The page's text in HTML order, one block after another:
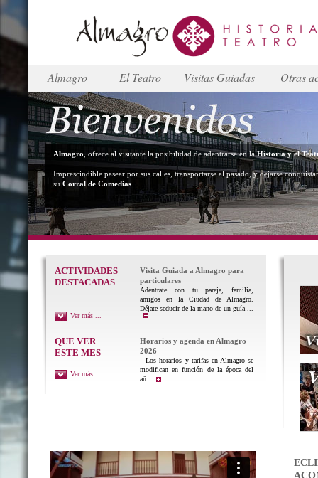
Almagro El Teatro Visitas Guiadas Otras
Almagro , ofrece al visitante la posibilidad de adentrarse en laHistoria y el
Imprescindible pasear por sus calles, transportarse al pasado, y dejarse
su Corral de Comedias
ACTIVIDADES
DESTACADAS
Visita Guiada a Almagro para
particulares
Adéntrate con tu pareja, familia,
amigos en la Ciudad de Almagro.
Déjate seducir de la mano de un guía ...
Ver más ...
QUE VER
ESTE MES
Horarios y agenda en Almagro
2026
Los horarios y tarifas en Almagro se
modifican en función de la época del
añ...
Ver más ...